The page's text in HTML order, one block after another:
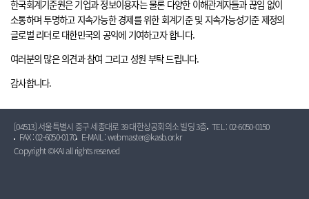
한국회계기준원은 기업과 정보이용자는 물론 다양한 이해관계자들과 끊임 없이
소통하며 투명하고 지속가능한 경제를 위한 회계기준 및 지속가능성기준 제정의
글로벌 리더로 대한민국의 공익에 기여하고자 합니다.
여러분의 많은 의견과 참여 그리고 성원 부탁 드립니다.
감사합니다.
[04513] 서울특별시 중구 세종대로 39 대한상공회의소 빌딩 3층 TEL : 02-6050-0150
FAX : 02-6050-0170
E-MAIL : webmaster@kasb.or.kr
Copyright ©KAI all rights reserved